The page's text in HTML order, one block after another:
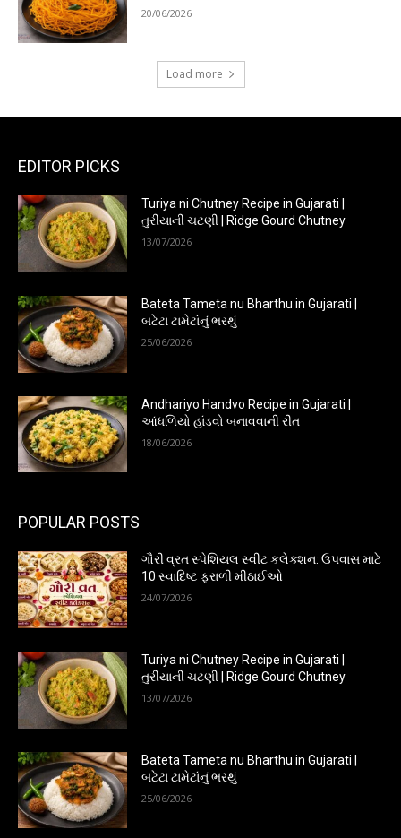
20/06/2026
Load more
EDITOR PICKS
Turiya ni Chutney Recipe in Gujarati |
તુરીયાની ચટણી | Ridge Gourd Chutney
13/07/2026
Bateta Tameta nu Bharthu in Gujarati |
બટેટા ટામેટાંનું ભરથું
25/06/2026
Andhariyo Handvo Recipe in Gujarati |
આંધળિયો હાંડવો બનાવવાની રીત
18/06/2026
POPULAR POSTS
ગૌરી વ્રત સ્પેશિયલ સ્વીટ કલેક્શન: ઉપવાસ માટે
10 સ્વાદિષ્ટ ફરાળી મીઠાઈઓ
24/07/2026
Turiya ni Chutney Recipe in Gujarati |
તુરીયાની ચટણી | Ridge Gourd Chutney
13/07/2026
Bateta Tameta nu Bharthu in Gujarati |
બટેટા ટામેટાંનું ભરથું
25/06/2026